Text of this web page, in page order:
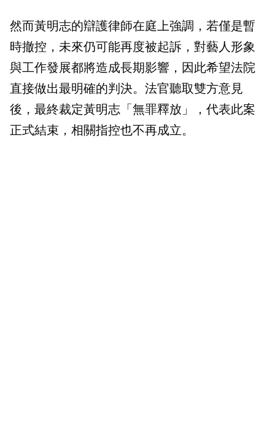
然而黃明志的辯護律師在庭上強調，若僅是暫
時撤控，未來仍可能再度被起訴，對藝人形象
與工作發展都將造成長期影響，因此希望法院
直接做出最明確的判決。法官聽取雙方意見
後，最終裁定黃明志「無罪釋放」，代表此案
正式結束，相關指控也不再成立。